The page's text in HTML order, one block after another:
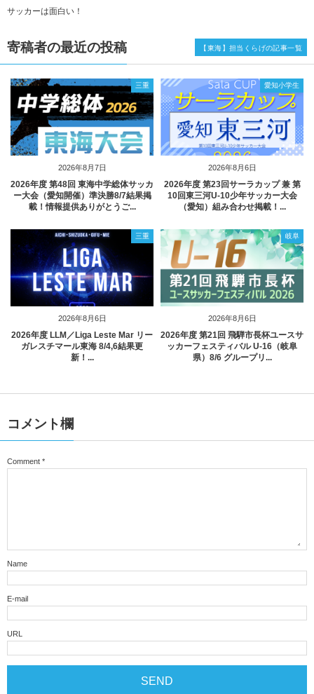
サッカーは面白い！
寄稿者の最近の投稿
2026年8月7日
三重
2026年度 第48回 東海中学総体サッカ
ー大会（愛知開催）準決勝8/7結果掲
載！情報提供ありがとうご...
2026年8月6日
愛知小学生
2026年度 第23回サーラカップ 兼 第
10回東三河U-10少年サッカー大会
（愛知）組み合わせ掲載！...
2026年8月6日
三重
2026年度 LLM／Liga Leste Mar リー
ガレスチマール東海 8/4,6結果更
新！...
2026年8月6日
岐阜
2026年度 第21回 飛騨市長杯ユースサ
ッカーフェスティバル U-16（岐阜
県）8/6 グループリ...
【東海】担当くらげの記事一覧
コメント欄
Comment *
Name
E-mail
URL